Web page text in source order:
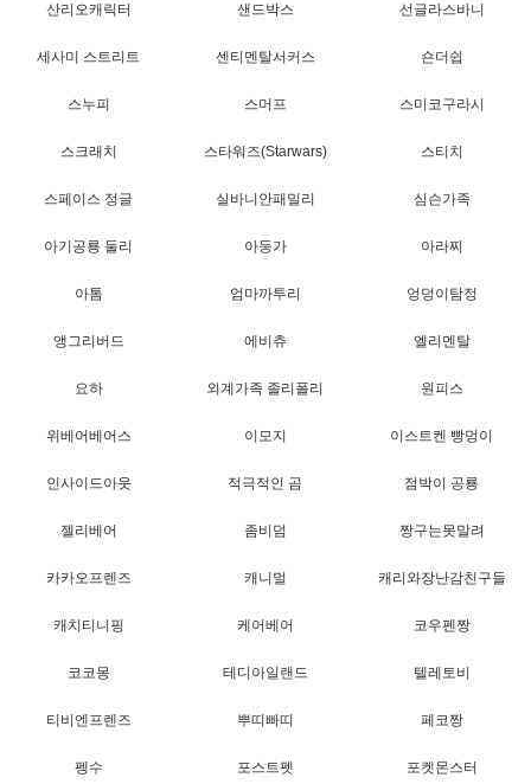
산리오캐릭터 샌드박스 선글라스바니
세사미 스트리트 센티멘탈서커스 숀더쉽
스누피 스머프 스미코구라시
스크래치 스타워즈(Starwars) 스티치
스페이스 정글 실바니안패밀리 심슨가족
아기공룡 둘리 아둥가 아라찌
아톰 엄마까투리 엉덩이탐정
앵그리버드 에비츄 엘리멘탈
요하 외계가족 졸리폴리 원피스
위베어베어스 이모지 이스트켄 빵멍이
인사이드아웃 적극적인 곰 점박이 공룡
젤리베어 좀비덤 짱구는못말려
카카오프렌즈 캐니멀 캐리와장난감친구들
캐치티니핑 케어베어 코우펜짱
코코몽 테디아일랜드 텔레토비
티비엔프렌즈 뿌띠빠띠 페코짱
펭수 포스트펫 포켓몬스터